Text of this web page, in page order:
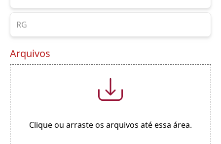
Arquivos
Clique ou arraste os arquivos até essa área.